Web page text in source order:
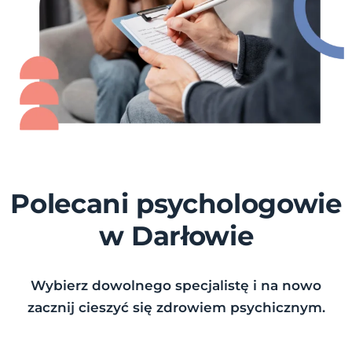
Polecani psychologowie
w Darłowie
Wybierz dowolnego specjalistę i na nowo
zacznij cieszyć się zdrowiem psychicznym.